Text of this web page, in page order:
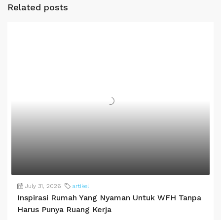
Related posts
July 31, 2026 artikel
Inspirasi Rumah Yang Nyaman Untuk WFH Tanpa
Harus Punya Ruang Kerja